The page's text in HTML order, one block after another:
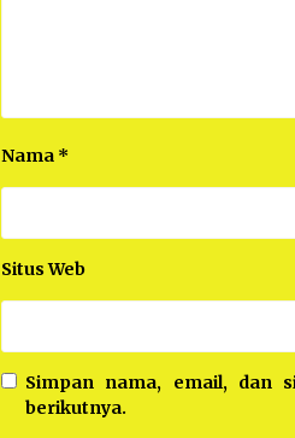
Nama *
Situs Web
Simpan nama, email, dan
berikutnya.